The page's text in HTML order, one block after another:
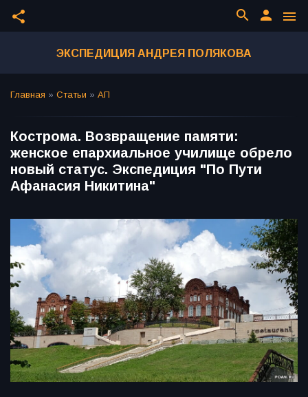
share menu
person
search
ЭКСПЕДИЦИЯ АНДРЕЯ ПОЛЯКОВА
Главная » Статьи » АП
Кострома. Возвращение памяти:
женское епархиальное училище обрело
новый статус. Экспедиция "По Пути
Афанасия Никитина"